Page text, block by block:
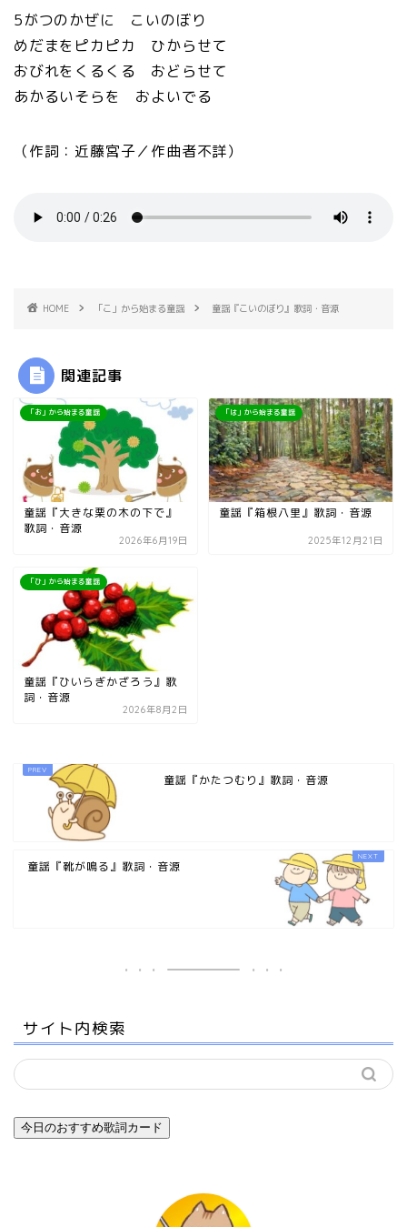
5がつのかぜに こいのぼり
めだまをピカピカ ひからせて
おびれをくるくる おどらせて
あかるいそらを およいでる
（作詞：近藤宮子／作曲者不詳）
HOME 「こ」から始まる童謡 童謡『こいのぼり』歌詞・音源
関連記事
「お」から始まる童謡
童謡『大きな栗の木の下で』
歌詞・音源
2026年6月19日
「は」から始まる童謡
童謡『箱根八里』歌詞・音源
2025年12月21日
「ひ」から始まる童謡
童謡『ひいらぎかざろう』歌
詞・音源
2026年8月2日
童謡『かたつむり』歌詞・音源
童謡『靴が鳴る』歌詞・音源
サイト内検索
今日のおすすめ歌詞カード